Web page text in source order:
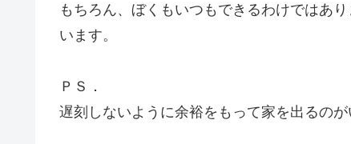
もちろん、ぼくもいつもできるわけではあ
います。
ＰＳ．
遅刻しないように余裕をもって家を出るの